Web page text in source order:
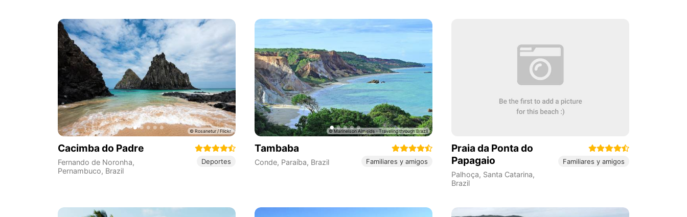
Cacimba do Padre
Fernando de Noronha,
Pernambuco, Brazil
Deportes
Tambaba
Conde, Paraíba, Brazil Familiares y amigos
Praia da Ponta do
Papagaio
Palhoça, Santa Catarina,
Brazil
Familiares y amigos